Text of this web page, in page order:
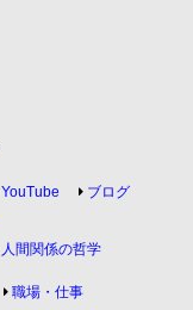
YouTube
ブログ
人間関係の哲学
職場・仕事